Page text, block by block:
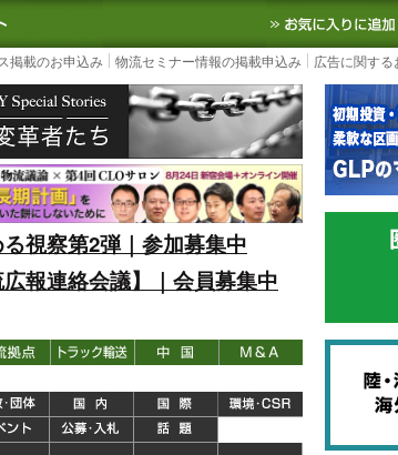
大の物流ニュースサイト3PL, SCMなど国内外の最新の物
掲載のお申込み 物流セミナー情報の掲載申込み 広告に関す
視察第2弾｜参加募集中
報連絡会議】｜会員募集中